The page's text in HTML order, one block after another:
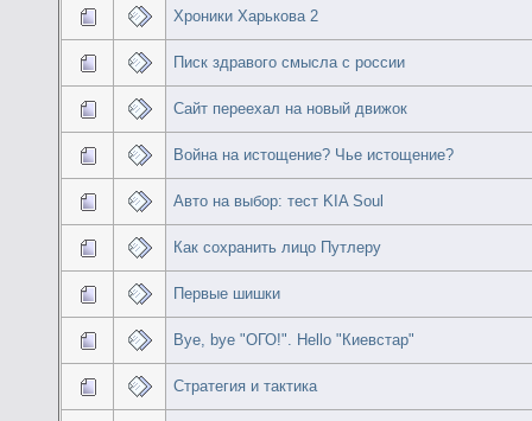
Хроники Харькова 2
Писк здравого смысла с россии
Сайт переехал на новый движок
Война на истощение? Чье истощение?
Авто на выбор: тест KIA Soul
Как сохранить лицо Путлеру
Первые шишки
Bye, bye "ОГО!". Hello "Киевстар"
Стратегия и тактика